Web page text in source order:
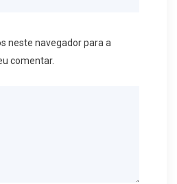
neste navegador para a
comentar.